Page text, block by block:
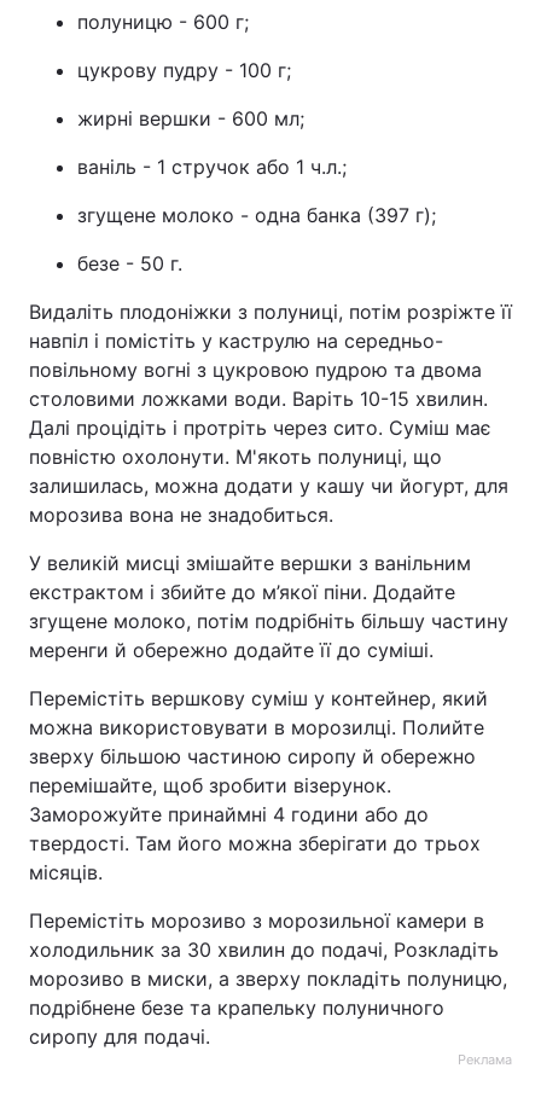
Послуги
полуницю - 600 г;
цукрову пудру - 100 г;
жирні вершки - 600 мл;
ваніль - 1 стручок або 1 ч.л.;
згущене молоко - одна банка (397 г);
безе - 50 г.
Видаліть плодоніжки з полуниці, потім розріжте її
навпіл і помістіть у каструлю на середньо-
повільному вогні з цукровою пудрою та двома
столовими ложками води. Варіть 10-15 хвилин.
Далі процідіть і протріть через сито. Суміш має
повністю охолонути. М'якоть полуниці, що
залишилась, можна додати у кашу чи йогурт, для
морозива вона не знадобиться.
У великій мисці змішайте вершки з ванільним
екстрактом і збийте до м’якої піни. Додайте
згущене молоко, потім подрібніть більшу частину
меренги й обережно додайте її до суміші.
Перемістіть вершкову суміш у контейнер, який
можна використовувати в морозилці. Полийте
зверху більшою частиною сиропу й обережно
перемішайте, щоб зробити візерунок.
Заморожуйте принаймні 4 години або до
твердості. Там його можна зберігати до трьох
місяців.
Перемістіть морозиво з морозильної камери в
холодильник за 30 хвилин до подачі, Розкладіть
морозиво в миски, а зверху покладіть полуницю,
подрібнене безе та крапельку полуничного
сиропу для подачі.
Реклама